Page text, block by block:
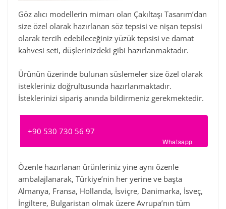
Göz alıcı modellerin mimarı olan Çakıltaşı Tasarım’dan
size özel olarak hazırlanan söz tepsisi ve nişan tepsisi
olarak tercih edebileceğiniz yüzük tepsisi ve damat
kahvesi seti, düşlerinizdeki gibi hazırlanmaktadır.
Ürünün üzerinde bulunan süslemeler size özel olarak
istekleriniz doğrultusunda hazırlanmaktadır.
İsteklerinizi sipariş anında bildirmeniz gerekmektedir.
+90 530 730 56 97
Whatsapp
Özenle hazırlanan ürünleriniz yine aynı özenle
ambalajlanarak, Türkiye’nin her yerine ve başta
Almanya, Fransa, Hollanda, İsviçre, Danimarka, İsveç,
İngiltere, Bulgaristan olmak üzere Avrupa’nın tüm